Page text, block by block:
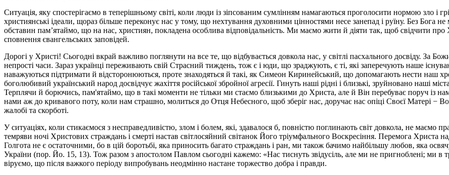
Ситуація, яку спостерігаємо в теперішньому світі, коли люди із зіпсованим сумлінням намагаються проголосити нормою зло і
християнські ідеали, щораз більше переконує нас у тому, що нехтування духовними цінностями несе занепад і руїну. Без Бога
обставин пам’ятаймо, що на нас, християн, покладена особлива відповідальність. Ми маємо жити й діяти так, щоб свідчити
сповнення євангельських заповідей.
Дорогі у Христі! Сьогодні вкрай важливо поглянути на все те, що відбувається довкола нас, у світлі пасхального досвіду.
непрості часи. Зараз українці переживають свій Страсний тиждень, тож є і юди, що зраджують, є ті, які заперечують наше
наважуються підтримати й відсторонюються, проте знаходяться й такі, як Симеон Киринейський, що допомагають нести наш
боголюбивий український народ досвідчує жахіття російської збройної агресії. Гинуть наші рідні і близькі, зруйновано наші
Терплячи й борючись, пам'ятаймо, що в такі моменти не тільки ми стаємо близькими до Христа, але й Він перебуває поруч із
нами аж до кривавого поту, коли нам страшно, молиться до Отця Небесного, щоб зберіг нас, доручає нас опіці Своєї Матері −
жалобі та скорботі.
У ситуаціях, коли стикаємося з несправедливістю, злом і болем, які, здавалося б, повністю поглинають світ довкола, не маємо
темряви ночі Христових страждань і смерті настав світлосяйний світанок Його тріумфального Воскресіння. Перемога Христа
Голгота не є остаточними, бо в цій боротьбі, яка приносить багато страждань і ран, ми також бачимо найбільшу любов, яка
України (пор. Йо. 15, 13). Тож разом з апостолом Павлом сьогодні кажемо: «Нас тиснуть звідусіль, але ми не пригноблені; ми
віруємо, що після важкого періоду випробувань неодмінно настане торжество добра і правди.